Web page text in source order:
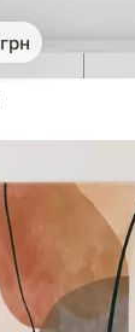
грн